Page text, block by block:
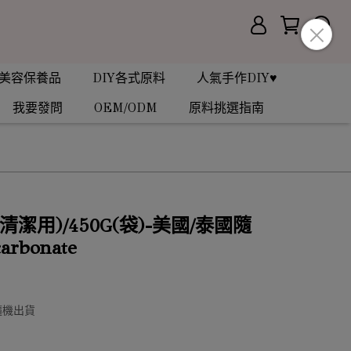
容保養品 DIY各式原料
人氣手作DIY♥
我要發問
OEM/ODM 原料挑選指南
潔用)/450G(袋)-美國/泰國隨
出貨